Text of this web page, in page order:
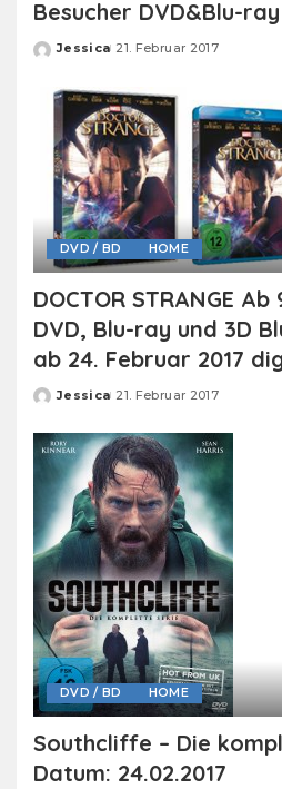
Besucher DVD&Blu-ray
Posted
Jessica 21. Februar 2017
DVD / BD HOME
DOCTOR STRANGE
DVD, Blu-ray und 3D
ab 24. Februar 2017
Posted
Jessica 21. Februar 2017
DVD / BD HOME
Southcliffe – Die
Datum: 24.02.2017